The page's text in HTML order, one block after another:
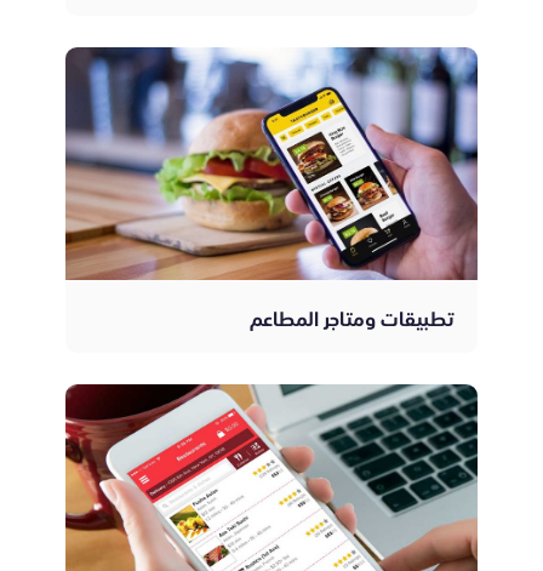
تطبيقات ومتاجر المطاعم